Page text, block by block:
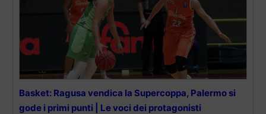
Basket: Ragusa vendica la Supercoppa, Palermo si
gode i primi punti | Le voci dei protagonisti